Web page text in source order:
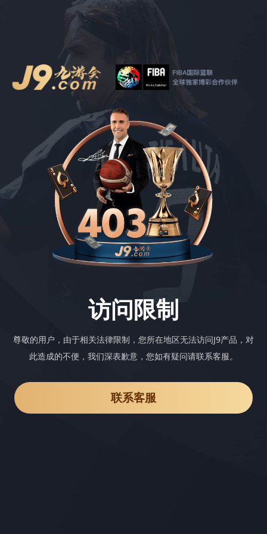
访问限制
尊敬的用户，由于相关法律限制，您所在地区无法访问J9产品，对
此造成的不便，我们深表歉意，您如有疑问请联系客服。
联系客服